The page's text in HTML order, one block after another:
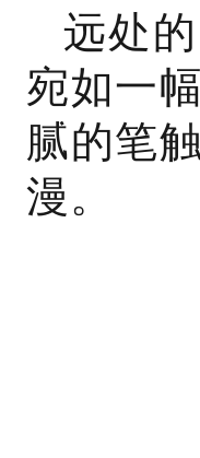
远处
宛如一
腻的笔
漫。